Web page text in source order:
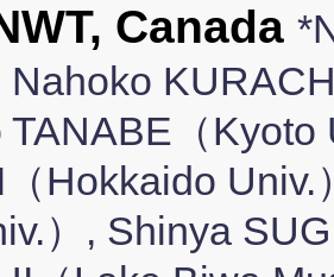
Canada
Nahoko
TANABE（Kyoto
Hokkaido
）, Shinya